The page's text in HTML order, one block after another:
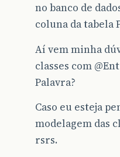
no banco de
coluna da tabela
Aí vem minha
classes com
Palavra?
Caso eu esteja
modelagem das
rsrs.